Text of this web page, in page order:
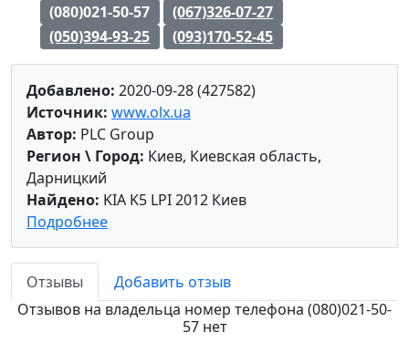
(080)021-50-57
(067)326-07-27
(050)394-93-25
(093)170-52-45
Добавлено: 2020-09-28 (427582)
Источник: www.olx.ua
Автор: PLC Group
Регион \ Город: Киев, Киевская область,
Дарницкий
Найдено: KIA K5 LPI 2012 Киев
Подробнее
Отзывы
Добавить отзыв
Отзывов на владельца номер телефона (080)021-50-
57 нет